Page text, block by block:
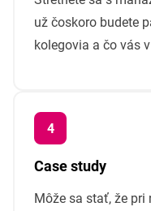
už čoskoro budete
kolegovia a čo vás
Case study
Môže sa stať, že